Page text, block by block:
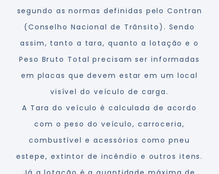
segundo as normas definidas pelo Contran
(Conselho Nacional de Trânsito). Sendo
assim, tanto a tara, quanto a lotação e o
Peso Bruto Total precisam ser informadas
em placas que devem estar em um local
visível do veículo de carga.
A Tara do veículo é calculada de acordo
com o peso do veículo, carroceria,
combustível e acessórios como pneu
estepe, extintor de incêndio e outros itens.